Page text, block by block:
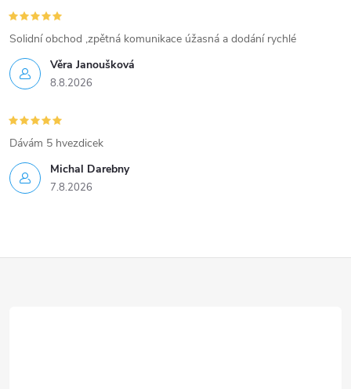
Věra Janoušková
8.8.2026
Solidní obchod ,zpětná komunikace úžasná a dodání rychlé
Michal Darebny
7.8.2026
Dávám 5 hvezdicek